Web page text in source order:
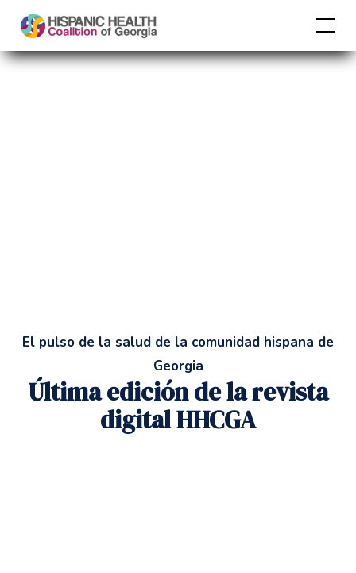
El pulso de la salud de la comunidad hispana de
Georgia
Última edición de la revista
digital HHCGA